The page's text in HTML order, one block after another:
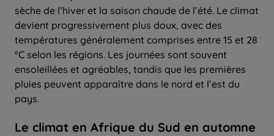
sèche de l’hiver et la saison chaude de l’été. Le climat
devient progressivement plus doux, avec des
températures généralement comprises entre 15 et 28
°C selon les régions. Les journées sont souvent
ensoleillées et agréables, tandis que les premières
pluies peuvent apparaître dans le nord et l’est du
pays.
Le climat en Afrique du Sud en automne